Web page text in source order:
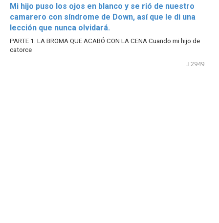
Mi hijo puso los ojos en blanco y se rió de nuestro
camarero con síndrome de Down, así que le di una
lección que nunca olvidará.
PARTE 1: LA BROMA QUE ACABÓ CON LA CENA Cuando mi hijo de
catorce
2949